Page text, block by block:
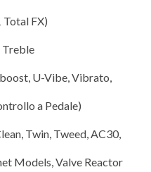
Total FX)
Treble
U-Vibe, Vibrato,
a Pedale)
Twin, Tweed, AC30,
Models, Valve Reactor